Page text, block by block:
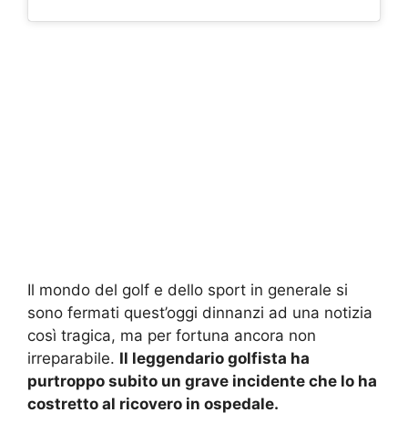
Il mondo del golf e dello sport in generale si
sono fermati quest’oggi dinnanzi ad una notizia
così tragica, ma per fortuna ancora non
irreparabile. Il leggendario golfista ha
purtroppo subito un grave incidente che lo ha
costretto al ricovero in ospedale.